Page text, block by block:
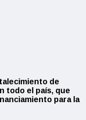
de
todo el país, que
para la